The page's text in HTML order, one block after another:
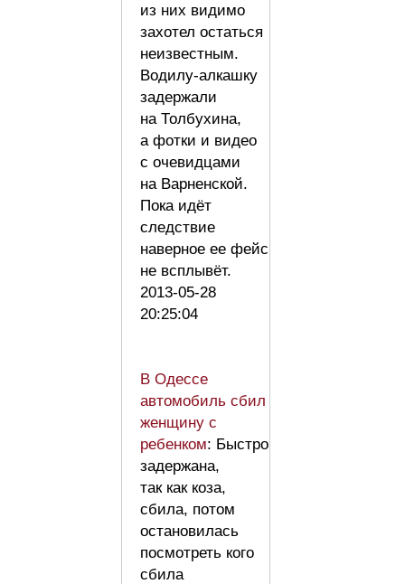
из них видимо
захотел остаться
неизвестным.
Водилу-алкашку
задержали
на Толбухина,
а фотки и видео
с очевидцами
на Варненской.
Пока идёт
следствие
наверное ее фейс
не всплывёт.
2013-05-28
20:25:04
В Одессе
автомобиль сбил
женщину с
ребенком: Быстро
задержана,
так как коза,
сбила, потом
остановилась
посмотреть кого
сбила